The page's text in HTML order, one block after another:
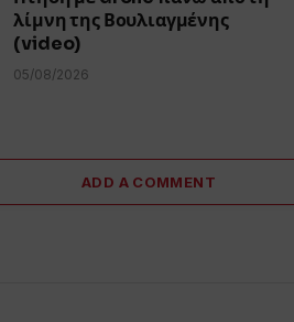
λίμνη της Βουλιαγμένης
(video)
05/08/2026
ADD A COMMENT